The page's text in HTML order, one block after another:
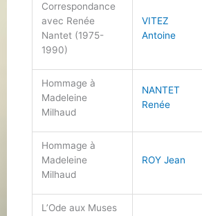
Correspondance
avec Renée
Nantet (1975-
1990)
VITEZ
Antoine
Hommage à
Madeleine
Milhaud
NANTET
Renée
Hommage à
Madeleine
Milhaud
ROY Jean
L’Ode aux Muses